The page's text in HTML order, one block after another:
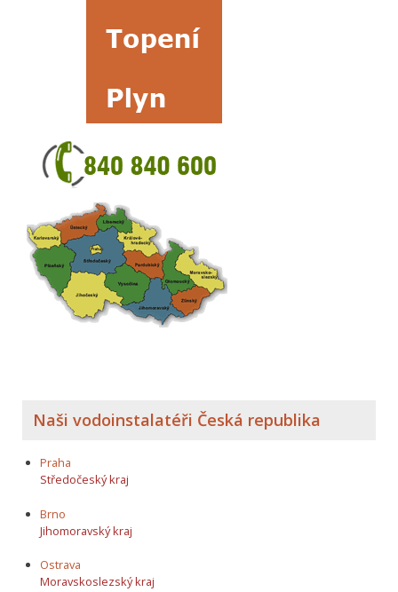
Naši vodoinstalatéři Česká republika
Praha
Středočeský kraj
Brno
Jihomoravský kraj
Ostrava
Moravskoslezský kraj